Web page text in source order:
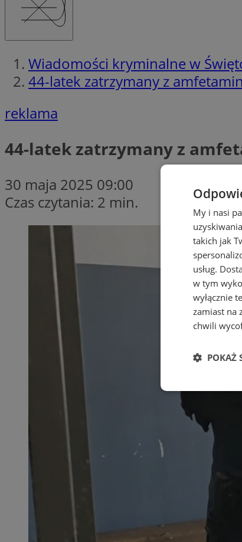
Wiadomości kryminalne w
44-latek zatrzymany z
reklama
44-latek zatrzymany z
30 maja 2025 09:00
Czas czytania: 2 min.
My i nasi
takich jak
usług.
w tym
wyłącznie
zamiast na
chwili
POKAŻ
Niezbędne
Nazwa